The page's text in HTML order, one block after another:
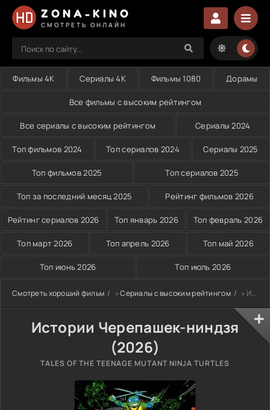
ZONA-KINO
СМОТРЕТЬ ОНЛАЙН
Фильмы 4K Сериалы 4K Фильмы 1080 Дорамы
Все фильмы с высоким рейтингом
Все сериалы с высоким рейтингом Сериалы 2024
Топ фильмов 2024 Топ сериалов 2024 Сериалы 2025
Топ фильмов 2025 Топ сериалов 2025
Топ за последний месяц 2025 Рейтинг фильмов 2026
Рейтинг сериалов 2026 Топ январь 2026 Топ февраль 2026
Топ март 2026 Топ апрель 2026 Топ май 2026
Топ июнь 2026 Топ июль 2026
Смотреть хороший фильм »Сериалы с высоким рейтингом » Истории Черепашек-ниндзя (2026)
Истории Черепашек-ниндзя
(2026)
TALES OF THE TEENAGE MUTANT NINJA TURTLES